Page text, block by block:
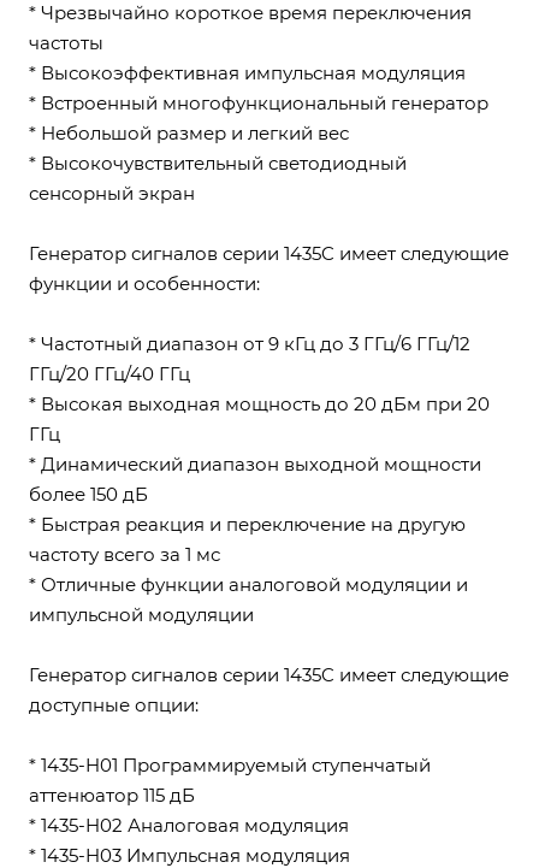
* Чрезвычайно короткое время переключения
частоты
* Высокоэффективная импульсная модуляция
* Встроенный многофункциональный генератор
* Небольшой размер и легкий вес
* Высокочувствительный светодиодный
сенсорный экран
Генератор сигналов серии 1435C имеет следующие
функции и особенности:
* Частотный диапазон от 9 кГц до 3 ГГц/6 ГГц/12
ГГц/20 ГГц/40 ГГц
* Высокая выходная мощность до 20 дБм при 20
ГГц
* Динамический диапазон выходной мощности
более 150 дБ
* Быстрая реакция и переключение на другую
частоту всего за 1 мс
* Отличные функции аналоговой модуляции и
импульсной модуляции
Генератор сигналов серии 1435C имеет следующие
доступные опции:
* 1435-H01 Программируемый ступенчатый
аттенюатор 115 дБ
* 1435-H02 Аналоговая модуляция
* 1435-H03 Импульсная модуляция